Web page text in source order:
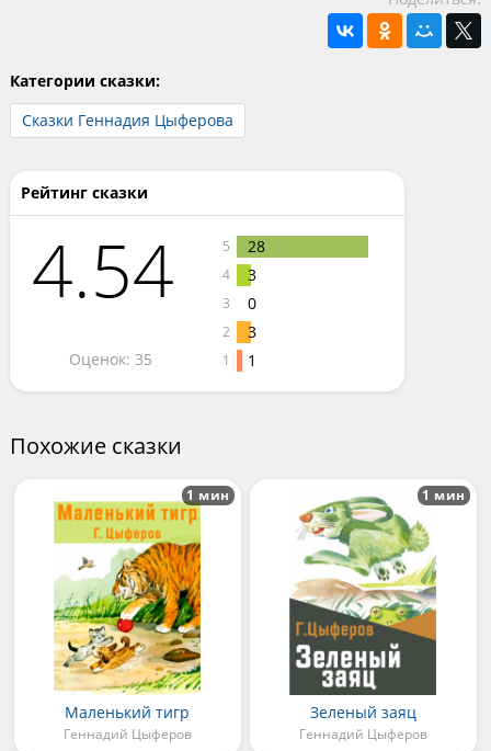
Категории сказки:
Сказки Геннадия Цыферова
Рейтинг сказки
4.54
Оценок: 35
5 28
4 3
3 0
2 3
1 1
Похожие сказки
Маленький тигр
Геннадий Цыферов
1 мин
Зеленый заяц
Геннадий Цыферов
1 мин